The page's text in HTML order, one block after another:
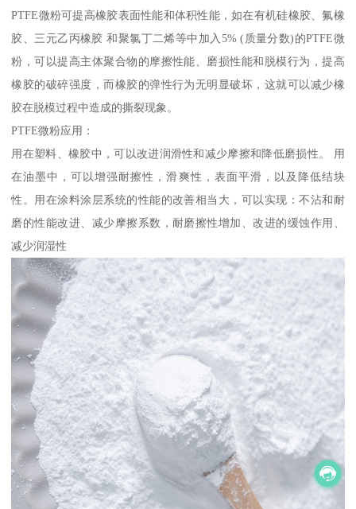
PTFE微粉可提高橡胶表面性能和体积性能，如在有机硅橡胶、氟橡
胶、三元乙丙橡胶 和聚氯丁二烯等中加入5% (质量分数)的PTFE微
粉，可以提高主体聚合物的摩擦性能、磨损性能和脱模行为，提高
橡胶的破碎强度，而橡胶的弹性行为无明显破坏，这就可以减少橡
胶在脱模过程中造成的撕裂现象。
PTFE微粉应用：
用在塑料、橡胶中，可以改进润滑性和减少摩擦和降低磨损性。 用
在油墨中，可以增强耐擦性，滑爽性，表面平滑，以及降低结块
性。用在涂料涂层系统的性能的改善相当大，可以实现：不沾和耐
磨的性能改进、减少摩擦系数，耐磨擦性增加、改进的缓蚀作用、
减少润湿性